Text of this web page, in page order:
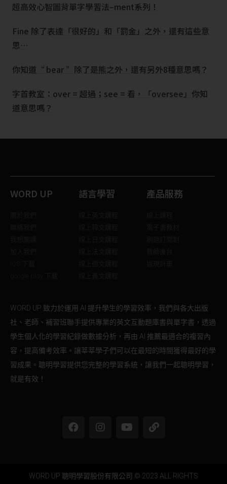
超高效心智圖背單字學習法–ment系列！
Fine 除了表達「很好的」和「罰金」之外，還有這些意
思…
你知道“ bear ”除了是熊之外，還有另外8種意思嗎？
字首教室：over = 超過；see = 看，「oversee」你知
道意思嗎？
WORD UP 語言學習 產品服務
WORD UP 致力於運用 AI 提升學生的學習效率，我們與各大出版
社、老師、補習班聯手提供專業的英文互動題庫書與單字書，透過
學生個人化的學習紀錄做數據分析，再由 AI 推薦最適合的複習內
容，提高備考效率。讓莘莘學子們可以在最短的時間獲得最好的學
習成果。聰明學習提供您完整的學習系統，讓我們一起聰明學習，
就是有效！
WORD UP 聰明學習股份有限公司 © 2023 ALL RIGHTS